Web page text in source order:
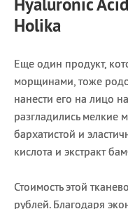
Holika
Еще один продукт,
морщинами, тоже
нанести его на лицо
разгладились мелкие
бархатистой и
кислота и экстракт
Стоимость этой
рублей. Благодаря